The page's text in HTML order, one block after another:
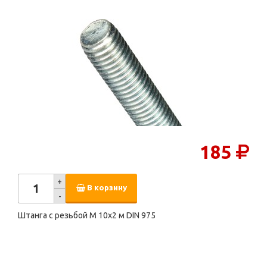
185
+
-
В корзину
Штанга с резьбой M 10х2 м DIN 975